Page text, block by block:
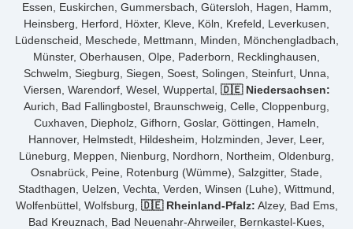
Essen, Euskirchen, Gummersbach, Gütersloh, Hagen, Hamm,
Heinsberg, Herford, Höxter, Kleve, Köln, Krefeld, Leverkusen,
Lüdenscheid, Meschede, Mettmann, Minden, Mönchengladbach,
Münster, Oberhausen, Olpe, Paderborn, Recklinghausen,
Schwelm, Siegburg, Siegen, Soest, Solingen, Steinfurt, Unna,
Viersen, Warendorf, Wesel, Wuppertal, 🇩🇪 Niedersachsen:
Aurich, Bad Fallingbostel, Braunschweig, Celle, Cloppenburg,
Cuxhaven, Diepholz, Gifhorn, Goslar, Göttingen, Hameln,
Hannover, Helmstedt, Hildesheim, Holzminden, Jever, Leer,
Lüneburg, Meppen, Nienburg, Nordhorn, Northeim, Oldenburg,
Osnabrück, Peine, Rotenburg (Wümme), Salzgitter, Stade,
Stadthagen, Uelzen, Vechta, Verden, Winsen (Luhe), Wittmund,
Wolfenbüttel, Wolfsburg, 🇩🇪 Rheinland-Pfalz: Alzey, Bad Ems,
Bad Kreuznach, Bad Neuenahr-Ahrweiler, Bernkastel-Kues,